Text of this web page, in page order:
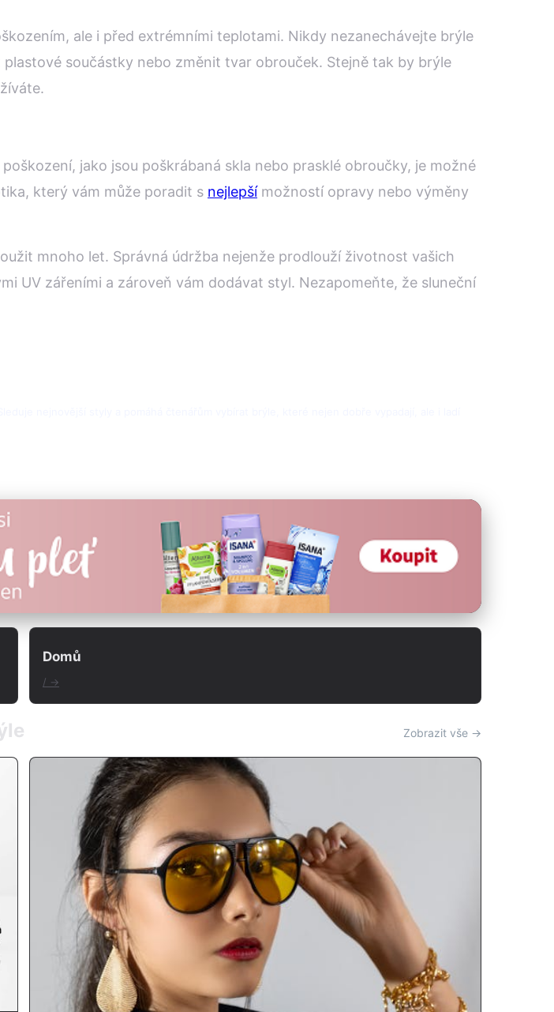
ale i před extrémními teplotami. Nikdy nezanechávejte brýle
součástky nebo změnit tvar obrouček. Stejně tak by brýle
jako jsou poškrábaná skla nebo prasklé obroučky, je možné
který vám může poradit s nejlepšímožností opravy nebo výměny
mnoho let. Správná údržba nejenže prodlouží životnost vašich
UV zářeními a zároveň vám dodávat styl. Nezapomeňte, že sluneční
Domů
/ →
Zobrazit vše →